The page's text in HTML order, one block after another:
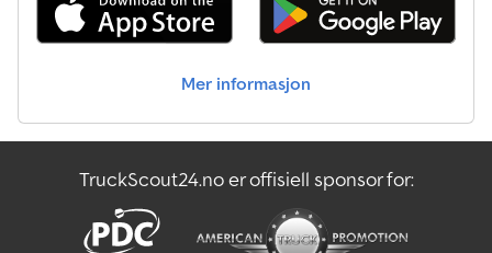
Mer informasjon
TruckScout24.no er offisiell sponsor for: